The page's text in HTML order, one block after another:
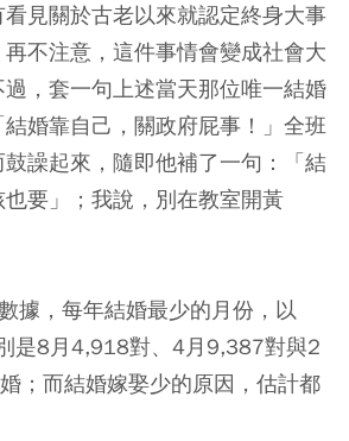
見關於古老以來就認定終身大事
不注意，這件事情會變成社會大
，套一句上述當天那位唯一結婚
婚靠自己，關政府屁事！」全班
譟起來，隨即他補了一句：「結
要」；我說，別在教室開黃
據，每年結婚最少的月份，以
是8月4,918對、4月9,387對與2
；而結婚嫁娶少的原因，估計都